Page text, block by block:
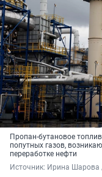
Пропан-бутановое
попутных газов,
переработке нефти
Источник: Ирина Шарова